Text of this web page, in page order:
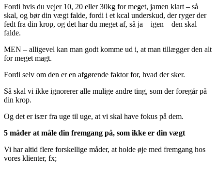
Fordi hvis du vejer 10, 20 eller 30kg for meget, jamen klart – så
skal, og bør din vægt falde, fordi i et kcal underskud, der ryger der
fedt fra din krop, og det har du meget af, så ja – igen – den skal
falde.
MEN – alligevel kan man godt komme ud i, at man tillægger den alt
for meget magt.
Fordi selv om den er en afgørende faktor for, hvad der sker.
Så skal vi ikke ignorerer alle mulige andre ting, som der foregår på
din krop.
Og det er især fra uge til uge, at vi skal have fokus på dem.
5 måder at måle din fremgang på, som ikke er din vægt
Vi har altid flere forskellige måder, at holde øje med fremgang hos
vores klienter, fx;